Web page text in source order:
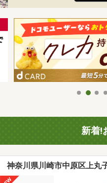
新着!
神奈川県川崎市中原区上丸